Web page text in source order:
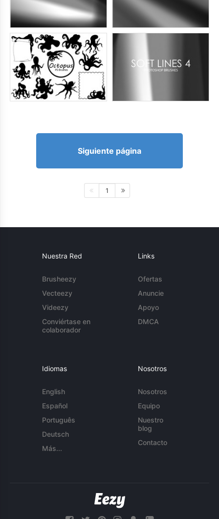
Siguiente página
1
Nuestra Red
Brusheezy
Vecteezy
Videezy
Conviértase en
colaborador
Links
Ofertas
Anuncie
Apoyo
DMCA
Idiomas
English
Español
Português
Deutsch
Más...
Nosotros
Nosotros
Equipo
Nuestro
blog
Contacto